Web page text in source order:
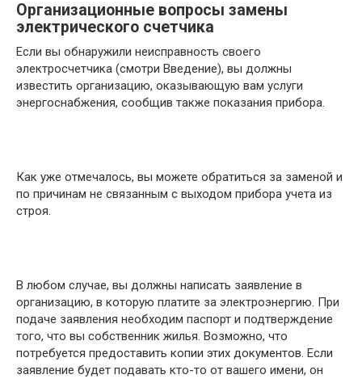
Организационные вопросы замены
электрического счетчика
Если вы обнаружили неисправность своего
электросчетчика (смотри Введение), вы должны
известить организацию, оказывающую вам услуги
энергоснабжения, сообщив также показания прибора.
Как уже отмечалось, вы можете обратиться за заменой и
по причинам не связанным с выходом прибора учета из
строя.
В любом случае, вы должны написать заявление в
организацию, в которую платите за электроэнергию. При
подаче заявления необходим паспорт и подтверждение
того, что вы собственник жилья. Возможно, что
потребуется предоставить копии этих документов. Если
заявление будет подавать кто-то от вашего имени, он